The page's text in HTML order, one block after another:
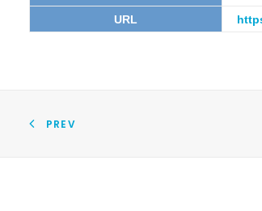
URL
PREV